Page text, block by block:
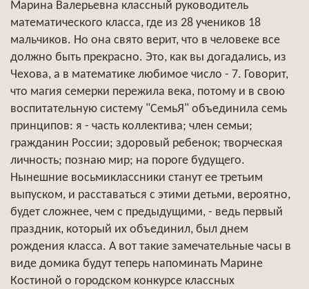
Марина Валерьевна классный руководитель
математического класса, где из 28 учеников 18
мальчиков. Но она свято верит, что в человеке все
должно быть прекрасно. Это, как вы догадались, из
Чехова, а в математике любимое число - 7. Говорит,
что магия семерки пережила века, потому и в свою
воспитательную систему "СемьЯ" объединила семь
принципов: я - часть коллектива; член семьи;
гражданин России; здоровый ребенок; творческая
личность; познаю мир; на пороге будущего.
Нынешние восьмиклассники станут ее третьим
выпуском, и расставаться с этими детьми, вероятно,
будет сложнее, чем с предыдущими, - ведь первый
праздник, который их объединил, был днем
рождения класса. А вот такие замечательные часы в
виде домика будут теперь напоминать Марине
Костиной о городском конкурсе классных